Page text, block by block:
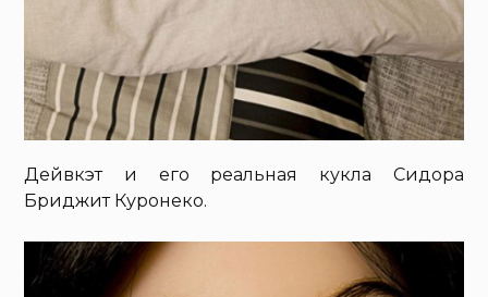
Дейвкэт и его реальная кукла Сидора
Бриджит Куронеко.